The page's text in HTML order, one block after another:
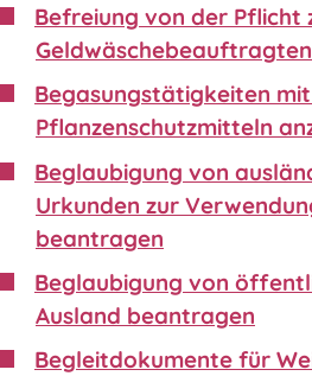
Befreiung von der Pflicht
Begasungstätigkeiten
Pflanzenschutzmitteln
Beglaubigung von
Urkunden zur
beantragen
Beglaubigung von
Ausland beantragen
Begleitdokumente für